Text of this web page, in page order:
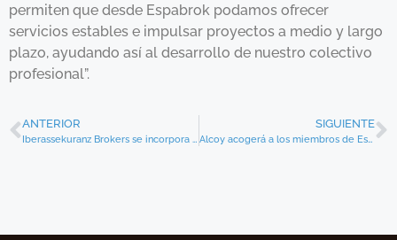
permiten que desde Espabrok podamos ofrecer
servicios estables e impulsar proyectos a medio y largo
plazo, ayudando así al desarrollo de nuestro colectivo
profesional”.
ANTERIOR
Iberassekuranz Brokers se incorpora a Espabrok
SIGUIENTE
Alcoy acogerá a los miembros de Espabrok